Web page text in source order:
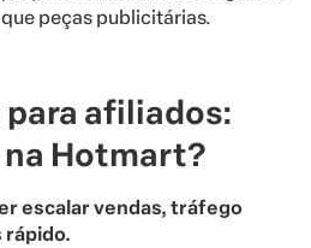
peças publicitárias.
afiliados:
Hotmart?
escalar vendas, tráfego
rápido.